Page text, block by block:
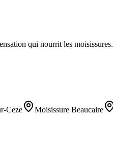
qui nourrit les moisissures.
Ceze Moisissure Beaucaire